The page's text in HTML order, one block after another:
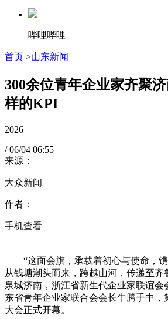
哔哩哔哩
首页 >山东新闻
300余位青年企业家齐聚
样的KPI
2026
/ 06/04 06:55
来源：
大众新闻
作者：
手机查看
“这面会旗，承载着初心与使命，镌
从钱塘潮头而来，跨越山河，传递至齐
泉城济南，浙江省新生代企业家联谊会
东省青年企业家联合会会长牛腾手中，
大会正式开幕。